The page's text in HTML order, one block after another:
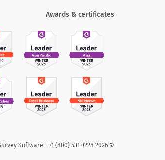
Awards & certificates
©
2026